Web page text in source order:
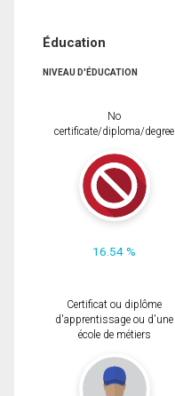
Éducation
NIVEAU D'ÉDUCATION
No
certificate/diploma/degree
16.54 %
Certificat ou diplôme
d'apprentissage ou d'une
école de métiers